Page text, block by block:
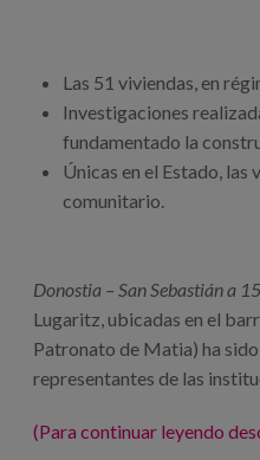
Las 51 viviendas, en
Investigaciones
fundamentado la
Únicas en el Estado,
comunitario.
Donostia – San Sebastián a
Lugaritz, ubicadas en el
Patronato de Matia) ha sido
representantes de las
(Para continuar leyendo